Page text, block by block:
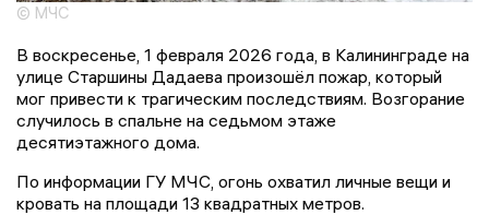
© МЧС
В воскресенье, 1 февраля 2026 года, в Калининграде на
улице Старшины Дадаева произошёл пожар, который
мог привести к трагическим последствиям. Возгорание
случилось в спальне на седьмом этаже
десятиэтажного дома.
По информации ГУ МЧС, огонь охватил личные вещи и
кровать на площади 13 квадратных метров.